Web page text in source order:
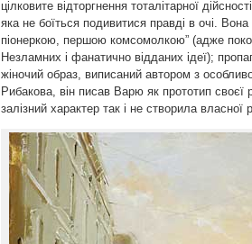
цілковите відторгнення тоталітарної
яка не боїться подивитися правді в очі.
піонеркою, першою комсомолкою” (адже
Незламних і фанатично відданих ідеї);
жіночий образ, виписаний автором з
Рибакова, він писав Варю як прототип своєї
залізний характер так і не створила власної